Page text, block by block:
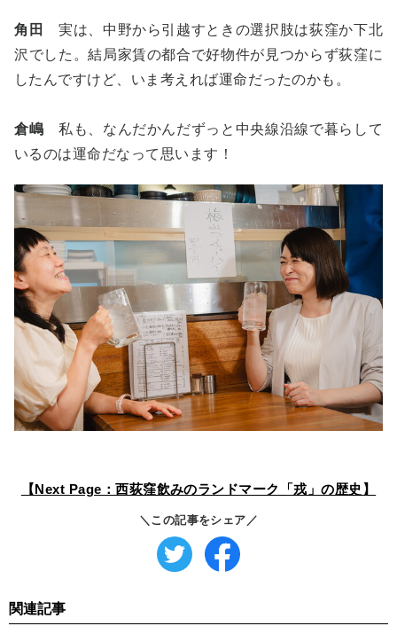
角田
実は、中野から引越すときの選択肢は荻窪か下北
沢でした。結局家賃の都合で好物件が見つからず荻窪に
したんですけど、いま考えれば運命だったのかも。
倉嶋 私も、なんだかんだずっと中央線沿線で暮らして
いるのは運命だなって思います！
【Next Page：西荻窪飲みのランドマーク「戎」の歴史】
＼この記事をシェア／
関連記事